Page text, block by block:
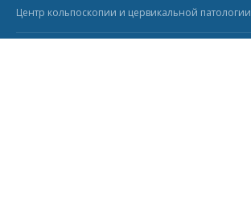
Центр кольпоскопии и цервикальной патологии